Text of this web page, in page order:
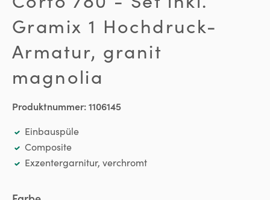
Gramix 1 Hochdruck-
Armatur, granit
magnolia
Produktnummer:1106145
Einbauspüle
Composite
Exzentergarnitur, verchromt